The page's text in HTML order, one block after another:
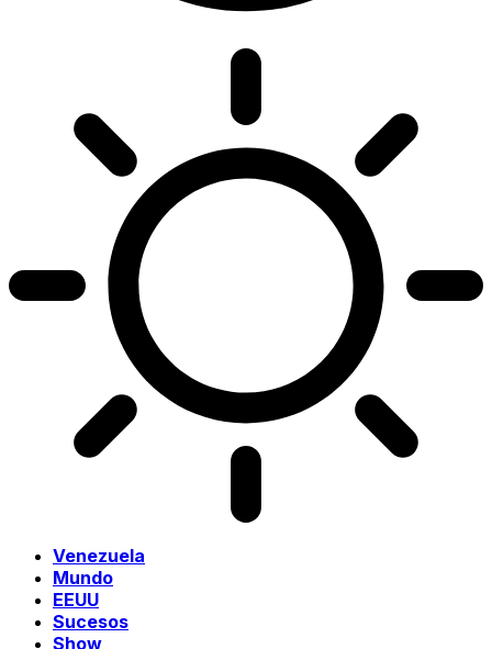
Venezuela
Mundo
EEUU
Sucesos
Show